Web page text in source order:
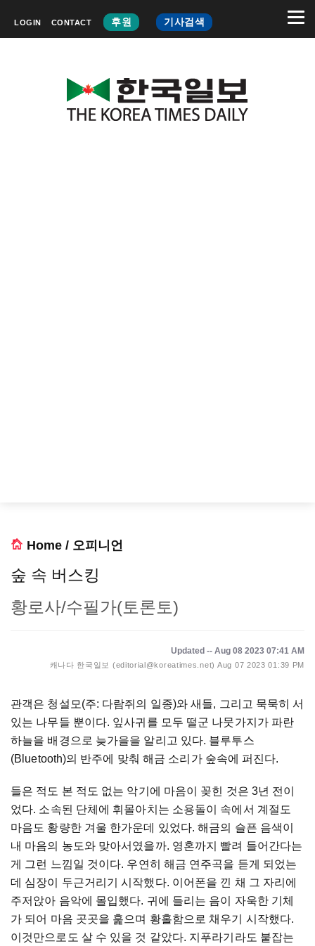
LOGIN CONTACT 후원 기사검색
Home / 오피니언
숲 속 버스킹
황로사/수필가(토론토)
Updated -- Aug 08 2023 07:41 AM
캐나다 한국일보 (editorial@koreatimes.net) Aug 07 2023 01:39 PM
관객은 청설모(주: 다람쥐의 일종)와 새들, 그리고 묵묵히 서
있는 나무들 뿐이다. 잎사귀를 모두 떨군 나뭇가지가 파란
하늘을 배경으로 늦가을을 알리고 있다. 블루투스
(Bluetooth)의 반주에 맞춰 해금 소리가 숲속에 퍼진다.
들은 적도 본 적도 없는 악기에 마음이 꽂힌 것은 3년 전이
었다. 소속된 단체에 휘몰아치는 소용돌이 속에서 계절도
마음도 황량한 겨울 한가운데 있었다.해금의 슬픈 음색이
내 마음의 농도와 맞아서였을까. 영혼까지 빨려 들어간다는
게 그런 느낌일 것이다. 우연히 해금 연주곡을 듣게 되었는
데 심장이 두근거리기 시작했다. 이어폰을 낀 채 그 자리에
주저앉아 음악에 몰입했다. 귀에 들리는 음이 자욱한 기체
가 되어 마음 곳곳을 훑으며 황홀함으로 채우기 시작했다.
이것만으로도 살 수 있을 것 같았다. 지푸라기라도 붙잡는